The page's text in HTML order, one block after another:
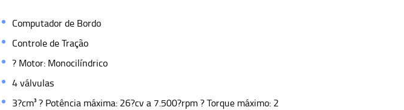
Computador de Bordo
Controle de Tração
? Motor: Monocilíndrico
4 válvulas
3?cm³ ? Potência máxima: 26?cv a 7.500?rpm ? Torque máximo: 2